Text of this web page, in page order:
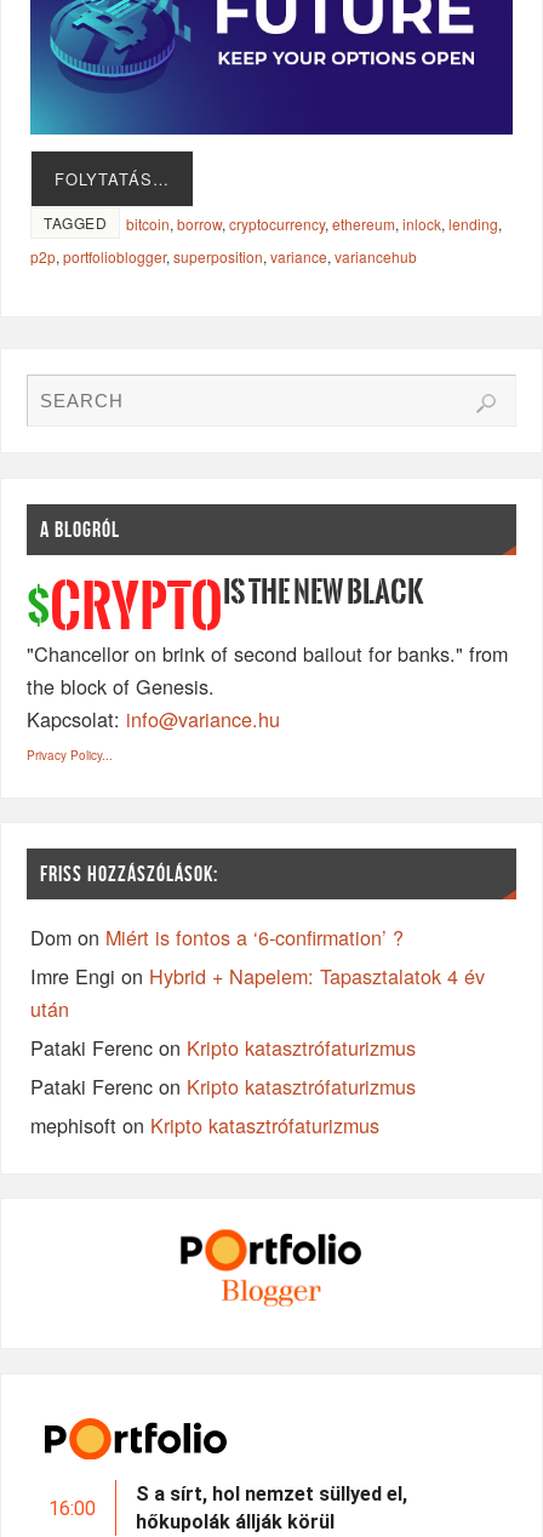
FOLYTATÁS…
TAGGED bitcoin,borrow,cryptocurrency,ethereum,inlock,lending,
p2p,portfolioblogger,superposition,variance,variancehub
A BLOGRÓL
$CRYPTO IS THE NEW BLACK
"Chancellor on brink of second bailout for banks." from
the block of Genesis.
Kapcsolat: info@variance.hu
Privacy Policy...
FRISS HOZZÁSZÓLÁSOK:
Dom on Miért is fontos a ‘6-confirmation’ ?
Imre Engi on Hybrid + Napelem: Tapasztalatok 4 év
után
Pataki Ferenc on Kripto katasztrófaturizmus
Pataki Ferenc on Kripto katasztrófaturizmus
mephisoft on Kripto katasztrófaturizmus
16:00
S a sírt, hol nemzet süllyed el,
hőkupolák állják körül